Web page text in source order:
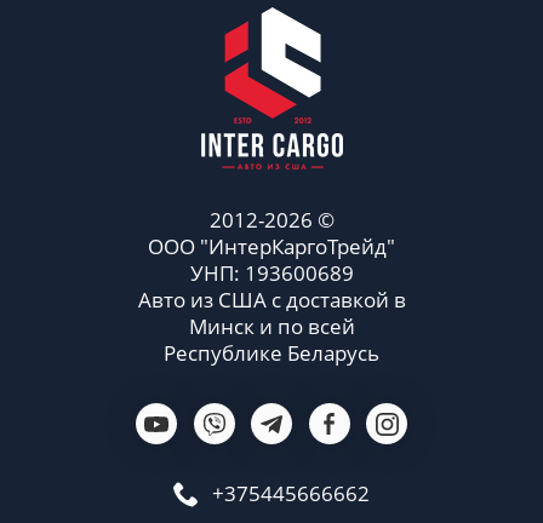
2012-2026 ©
ООО "ИнтерКаргоТрейд"
УНП: 193600689
Авто из США с доставкой в
Минск и по всей
Республике Беларусь
+375445666662